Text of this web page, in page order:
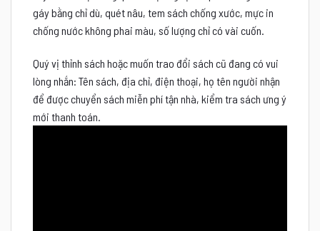
gáy bằng chỉ dù, quét nâu, tem sách chống xước, mực in
chống nước không phai màu, số lượng chỉ có vài cuốn.
Quý vị thỉnh sách hoặc muốn trao đổi sách cũ đang có vui
lòng nhắn: Tên sách, địa chỉ, điện thoại, họ tên người nhận
để được chuyển sách miễn phí tận nhà, kiểm tra sách ưng ý
mới thanh toán.